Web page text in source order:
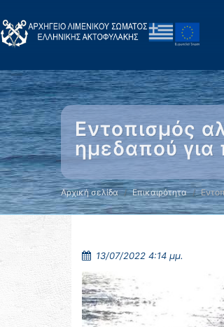
Εντοπισμός
ημεδαπού
Αρχική σελίδα Επικαιρότητα
13/07/2022 4:14 μμ.